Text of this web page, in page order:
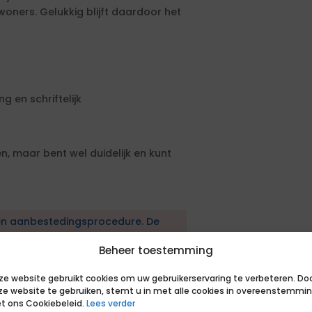
Beheer toestemming
website gebruikt cookies om uw gebruikerservaring te verbeteren.
website te gebruiken, stemt u in met alle cookies in
ons Cookiebeleid. Lees verder
Gelukkig blijft daardoor het
en schriftelijk
maar bent wel duidelijk en kunt
aanbestedingsprocedure. De
Om in aanmerking
Daarnaast kun je extra punten